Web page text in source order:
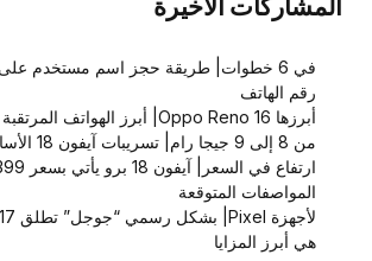
في 6 خطوات| طريقة حجز اسم مستخدم
رقم الهاتف
أبرزها Oppo Reno 16| أبرز الهواتف المرتقبة في يوليو 2026
من 8 إلى 9 جيجا رام| تسريبات آيفون 18 الأساسي
المواصفات المتوقعة
هي أبرز المزايا